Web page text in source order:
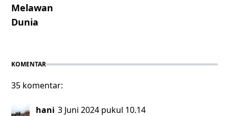
Melawan
Dunia
KOMENTAR
35 komentar:
hani 3 Juni 2024 pukul 10.14